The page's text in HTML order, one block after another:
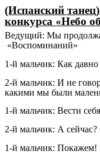
(Испанский
конкурса «Небо
Ведущий: Мы
«Воспоминаний»
1-й мальчик: Как
2-й мальчик: И не
какими мы были
1-й мальчик: Вести
2-й мальчик: А
1-й мальчик: Покажем!